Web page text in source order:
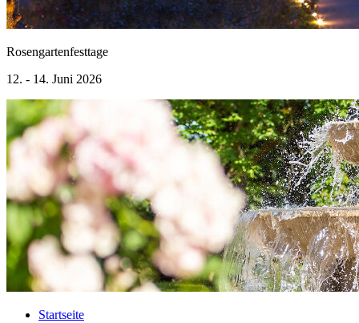
Rosengartenfesttage
12. - 14. Juni 2026
Startseite